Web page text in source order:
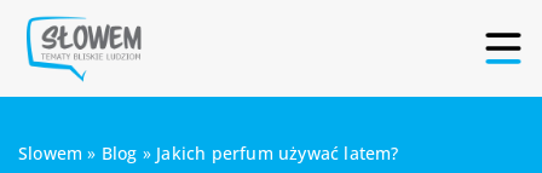
Slowem » Blog » Jakich perfum używać latem?